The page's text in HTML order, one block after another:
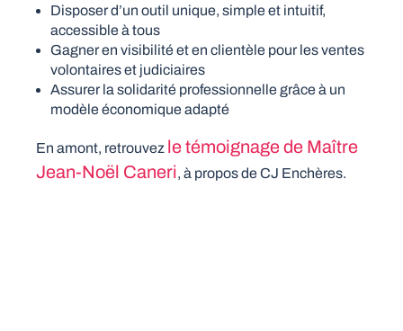
Disposer d’un outil unique, simple et intuitif,
accessible à tous
Gagner en visibilité et en clientèle pour les ventes
volontaires et judiciaires
Assurer la solidarité professionnelle grâce à un
modèle économique adapté
En amont, retrouvez le témoignage de Maître
Jean-Noël Caneri, à propos de CJ Enchères.